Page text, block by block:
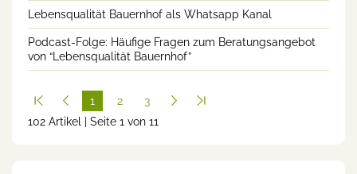
Lebensqualität Bauernhof als Whatsapp Kanal
Podcast-Folge: Häufige Fragen zum Beratungsangebot
von “Lebensqualität Bauernhof”
1
(cur
2
3
102 Artikel | Seite 1 von 11